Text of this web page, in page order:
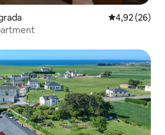
4,92 (26)